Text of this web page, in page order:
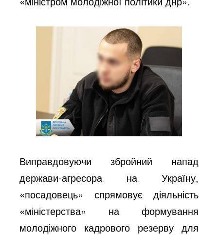
Виправдовуючи збройний напад
держави-агресора на Україну,
«посадовець» спрямовує діяльність
«міністерства» на формування
молодіжного кадрового резерву для